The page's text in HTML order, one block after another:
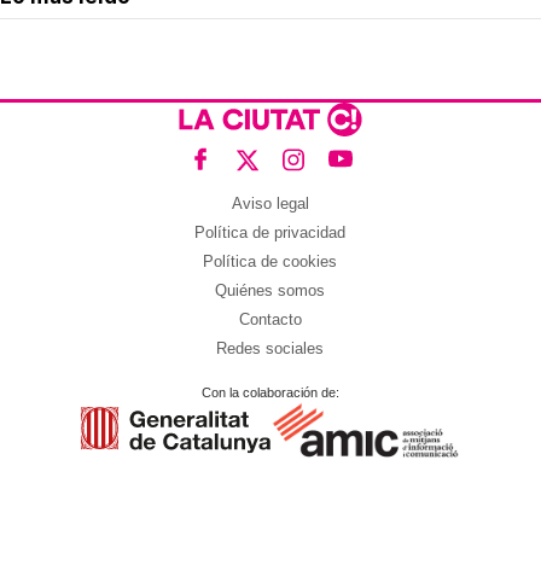
Aviso legal
Política de privacidad
Política de cookies
Quiénes somos
Contacto
Redes sociales
Con la colaboración de: